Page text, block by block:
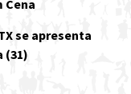
Cena
se apresenta
(31)